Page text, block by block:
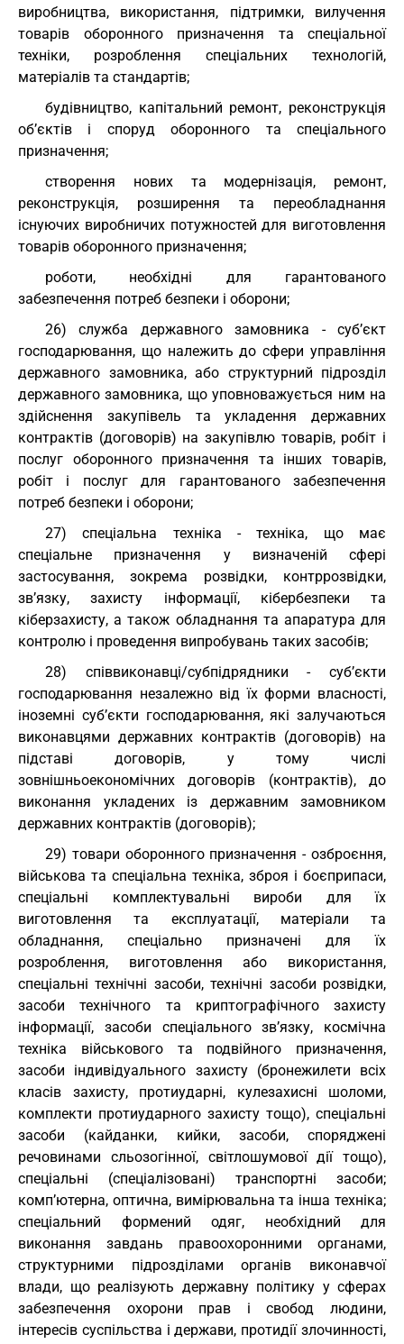
виробництва, використання, підтримки, вилучення
товарів оборонного призначення та спеціальної
техніки, розроблення спеціальних технологій,
матеріалів та стандартів;
будівництво, капітальний ремонт, реконструкція
об’єктів і споруд оборонного та спеціального
призначення;
створення нових та модернізація, ремонт,
реконструкція, розширення та переобладнання
існуючих виробничих потужностей для виготовлення
товарів оборонного призначення;
роботи, необхідні для гарантованого
забезпечення потреб безпеки і оборони;
26) служба державного замовника - суб’єкт
господарювання, що належить до сфери управління
державного замовника, або структурний підрозділ
державного замовника, що уповноважується ним на
здійснення закупівель та укладення державних
контрактів (договорів) на закупівлю товарів, робіт і
послуг оборонного призначення та інших товарів,
робіт і послуг для гарантованого забезпечення
потреб безпеки і оборони;
27) спеціальна техніка - техніка, що має
спеціальне призначення у визначеній сфері
застосування, зокрема розвідки, контррозвідки,
зв’язку, захисту інформації, кібербезпеки та
кіберзахисту, а також обладнання та апаратура для
контролю і проведення випробувань таких засобів;
28) співвиконавці/субпідрядники - суб’єкти
господарювання незалежно від їх форми власності,
іноземні суб’єкти господарювання, які залучаються
виконавцями державних контрактів (договорів) на
підставі договорів, у тому числі
зовнішньоекономічних договорів (контрактів), до
виконання укладених із державним замовником
державних контрактів (договорів);
29) товари оборонного призначення - озброєння,
військова та спеціальна техніка, зброя і боєприпаси,
спеціальні комплектувальні вироби для їх
виготовлення та експлуатації, матеріали та
обладнання, спеціально призначені для їх
розроблення, виготовлення або використання,
спеціальні технічні засоби, технічні засоби розвідки,
засоби технічного та криптографічного захисту
інформації, засоби спеціального зв’язку, космічна
техніка військового та подвійного призначення,
засоби індивідуального захисту (бронежилети всіх
класів захисту, протиударні, кулезахисні шоломи,
комплекти протиударного захисту тощо), спеціальні
засоби (кайданки, кийки, засоби, споряджені
речовинами сльозогінної, світлошумової дії тощо),
спеціальні (спеціалізовані) транспортні засоби;
комп’ютерна, оптична, вимірювальна та інша техніка;
спеціальний формений одяг, необхідний для
виконання завдань правоохоронними органами,
структурними підрозділами органів виконавчої
влади, що реалізують державну політику у сферах
забезпечення охорони прав і свобод людини,
інтересів суспільства і держави, протидії злочинності,